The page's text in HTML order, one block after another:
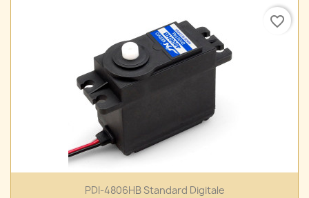
PDI-4806HB Standard Digitale
favorite_border